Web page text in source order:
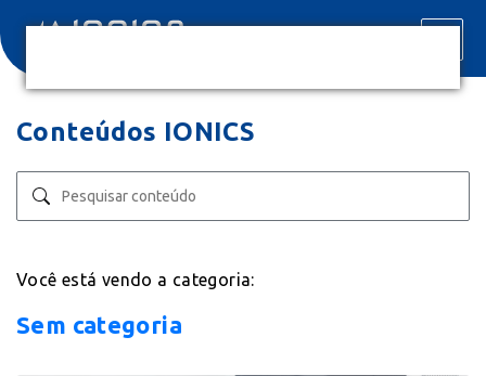
Conteúdos IONICS
Você está vendo a categoria:
Sem categoria